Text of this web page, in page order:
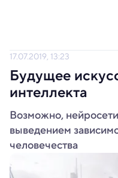
17.07.2019, 13:23
Будущее
интеллекта
Возможно,
выведением
человечества